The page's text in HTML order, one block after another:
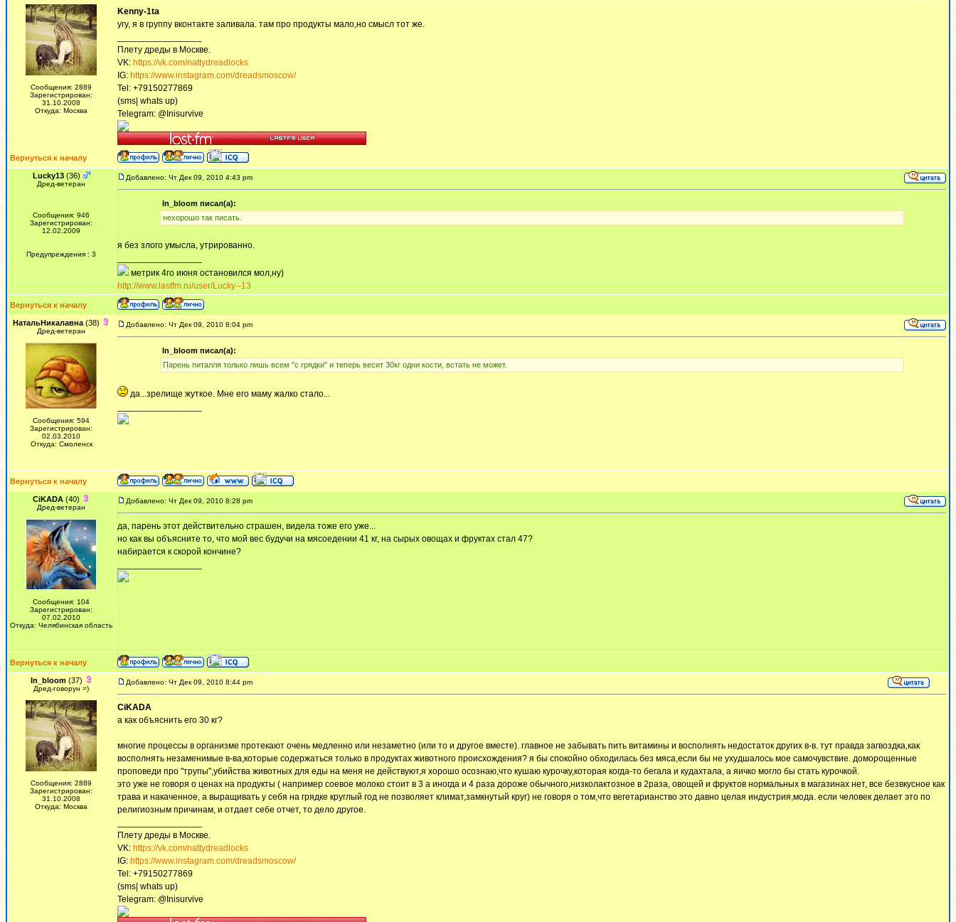
Сообщения: 2889
Зарегистрирован:
31.10.2008
Откуда: Москва
Kenny-1ta
угу, я в группу вконтакте заливала. там про продукты мало,но смысл тот же.
Плету дреды в Москве.
VK: https://vk.com/nattydreadlocks
IG: https://www.instagram.com/dreadsmoscow/
Tel: +79150277869
(sms| whats up)
Telegram: @Inisurvive
Вернуться к началу
Lucky13(36)
Дред-ветеран
Сообщения: 946
Зарегистрирован:
12.02.2009
Предупреждения : 3
Добавлено: Чт Дек 09, 2010 4:43 pm
In_bloom писал(а):
нeхорошо тaк писaть.
я без злого умысла, утрированно.
метрик 4го июня остановился мол,ну)
http://www.lastfm.ru/user/Lucky--13
Вернуться к началу
НатальНикалавна (38)
Дред-ветеран
Сообщения: 594
Зарегистрирован:
02.03.2010
Откуда: Смоленск
Добавлено: Чт Дек 09, 2010 8:04 pm
In_bloom писал(а):
Пaрeнь питaлля только лишь всeм ''с грядки'' и тeпeрь вeсит 30кг одни кости, встaть нe можeт.
да...зрелище жуткое. Мне его маму жалко стало...
Вернуться к началу
CiKADA (40)
Дред-ветеран
Сообщения: 104
Зарегистрирован:
07.02.2010
Откуда: Челябинская область
Добавлено: Чт Дек 09, 2010 8:28 pm
да, парень этот действительно страшен, видела тоже его уже...
но как вы объясните то, что мой вес будучи на мясоедении 41 кг, на сырых овощах и фруктах стал 47?
набирается к скорой кончине?
Вернуться к началу
In_bloom(37)
Дред-говорун =)
Сообщения: 2889
Зарегистрирован:
31.10.2008
Откуда: Москва
Добавлено: Чт Дек 09, 2010 8:44 pm
CiKADA
а как объяснить его 30 кг?
многие процессы в организме протекают очень медленно или незаметно (или то и другое вместе). главное не забывать пить витамины и восполнять недостаток других в-в. тут правда загвоздка,как
восполнять незаменимые в-ва,которые содержаться только в продуктах животного происхождения? я бы спокойно обходилась без мяса,если бы не ухудшалось мое самочувствие. доморощенные
проповеди про "трупы",убийства животных для еды на меня не действуют,я хорошо осознаю,что кушаю курочку,которая когда-то бегала и кудахтала, а яичко могло бы стать курочкой.
это уже не говоря о ценах на продукты ( например соевое молоко стоит в 3 а иногда и 4 раза дороже обычного,низколактозное в 2раза, овощей и фруктов нормальных в магазинах нет, все безвкусное как
трава и накаченное, а выращивать у себя на грядке круглый год не позволяет климат,замкнутый круг) не говоря о том,что вегетарианство это давно целая индустрия,мода. если человек делает это по
религиозным причинам, и отдает себе отчет, то дело другое.
Плету дреды в Москве.
VK: https://vk.com/nattydreadlocks
IG: https://www.instagram.com/dreadsmoscow/
Tel: +79150277869
(sms| whats up)
Telegram: @Inisurvive